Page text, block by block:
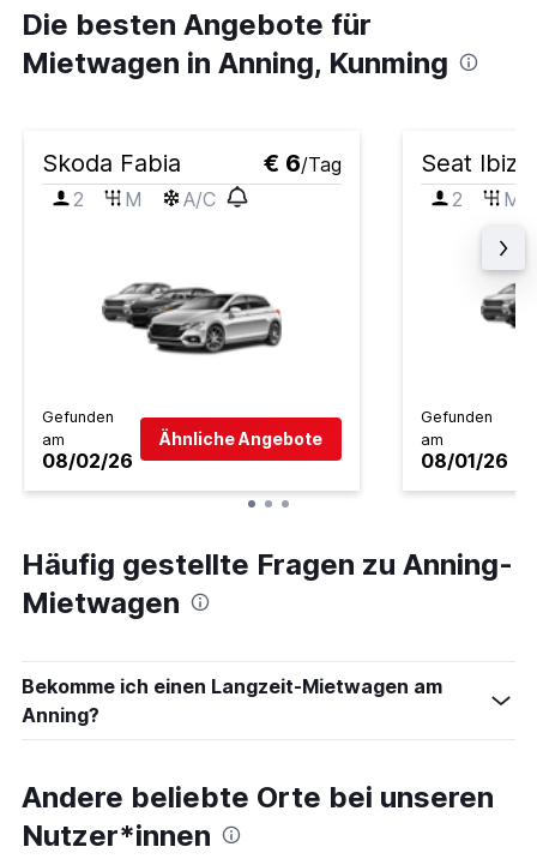
Die besten Angebote für
Mietwagen in Anning, Kunming
Skoda Fabia € 6/Tag
2
M A/C
Gefunden
am
08/02/26
Ähnliche Angebote
Seat Ibiza
2 M
Gefunden
am
08/01/26
Häufig gestellte Fragen zu Anning-
Mietwagen
Bekomme ich einen Langzeit-Mietwagen am
Anning?
Andere beliebte Orte bei unseren
Nutzer*innen